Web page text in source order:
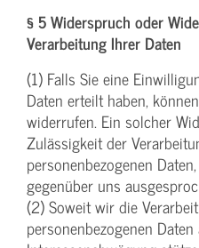
§ 5 Widerspruch oder
Verarbeitung Ihrer Daten
(1) Falls Sie eine
Daten erteilt haben,
widerrufen. Ein solcher
Zulässigkeit der
personenbezogenen
gegenüber uns
(2) Soweit wir die
personenbezogenen